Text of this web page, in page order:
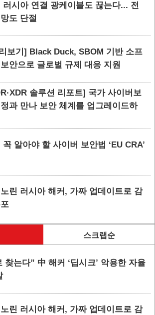
러시아 연결 광케이블도 끊는다... 전
도 단절
보기] Black Duck, SBOM 기반 소프
안으로 글로벌 규제 대응 지원
솔루션 리포트] 국가 사이버보
과 만나 보안 체계를 업그레이드하
알아야 할 사이버 보안법 ‘EU CRA’
린 러시아 해커, 가짜 업데이트로 감
스크랩순
찾는다” 中 해커 ‘딥시크’ 악용한 자율
린 러시아 해커, 가짜 업데이트로 감